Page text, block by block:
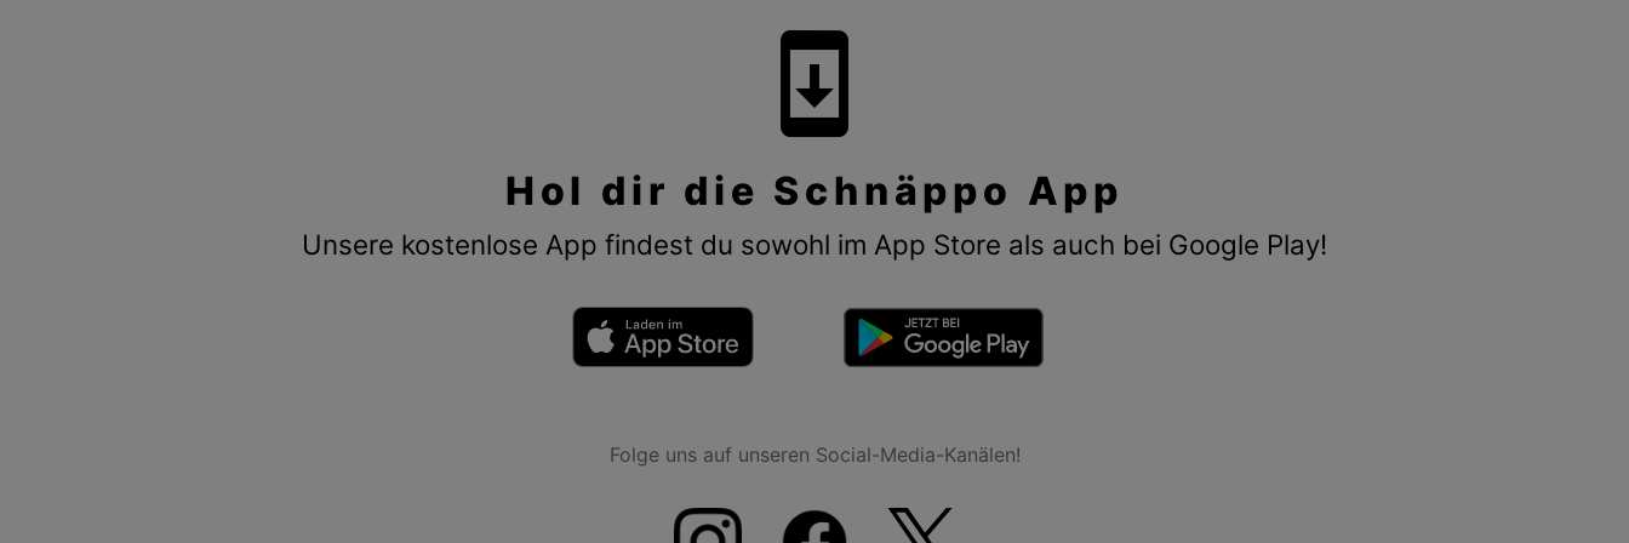
system_update
Hol dir die Schnäppo App
Unsere kostenlose App findest du sowohl im App Store als auch bei Google Play!
Folge uns auf unseren Social-Media-Kanälen!